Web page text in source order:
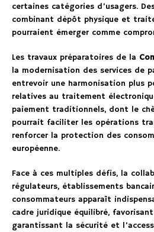
certaines catégories d’usagers.
combinant dépôt physique et
pourraient émerger comme
Les travaux préparatoires de la
la modernisation des services de
entrevoir une harmonisation plus
relatives au traitement
paiement traditionnels, dont le
pourrait faciliter les opérations
renforcer la protection des
européenne.
Face à ces multiples défis, la
régulateurs, établissements
consommateurs apparaît
cadre juridique équilibré,
garantissant la sécurité et